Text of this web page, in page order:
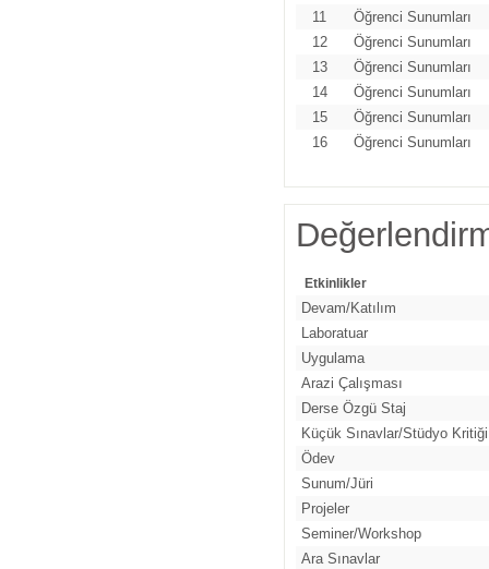
11
Öğrenci Sunumları
12
Öğrenci Sunumları
13
Öğrenci Sunumları
14
Öğrenci Sunumları
15
Öğrenci Sunumları
16
Öğrenci Sunumları
Etkinlikler
Devam/Katılım
Laboratuar
Uygulama
Arazi Çalışması
Derse Özgü Staj
Küçük Sınavlar/Stüdyo Kritiği
Ödev
Sunum/Jüri
Projeler
Seminer/Workshop
Ara Sınavlar